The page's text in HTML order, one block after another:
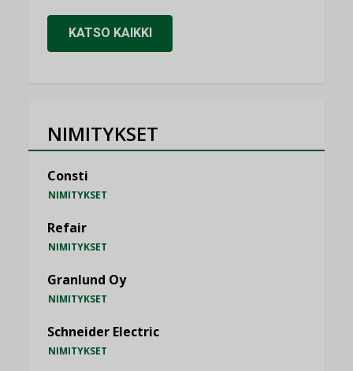
KATSO KAIKKI
NIMITYKSET
Consti
NIMITYKSET
Refair
NIMITYKSET
Granlund Oy
NIMITYKSET
Schneider Electric
NIMITYKSET